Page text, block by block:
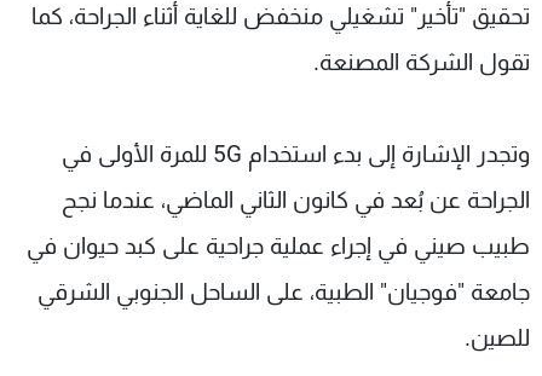
تحقيق "تأخير" تشغيلي منخفض للغاية أثناء الجراحة، كما
تقول الشركة المصنعة.
وتجدر الإشارة إلى بدء استخدام 5G للمرة الأولى في
الجراحة عن بُعد في كانون الثاني الماضي، عندما نجح
طبيب صيني في إجراء عملية جراحية على كبد حيوان في
جامعة "فوجيان" الطبية، على الساحل الجنوبي الشرقي
للصين.